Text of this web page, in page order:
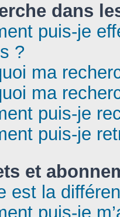
dans
puis-je
?
ma
ma
puis-je
puis-je
et
est la
puis-je